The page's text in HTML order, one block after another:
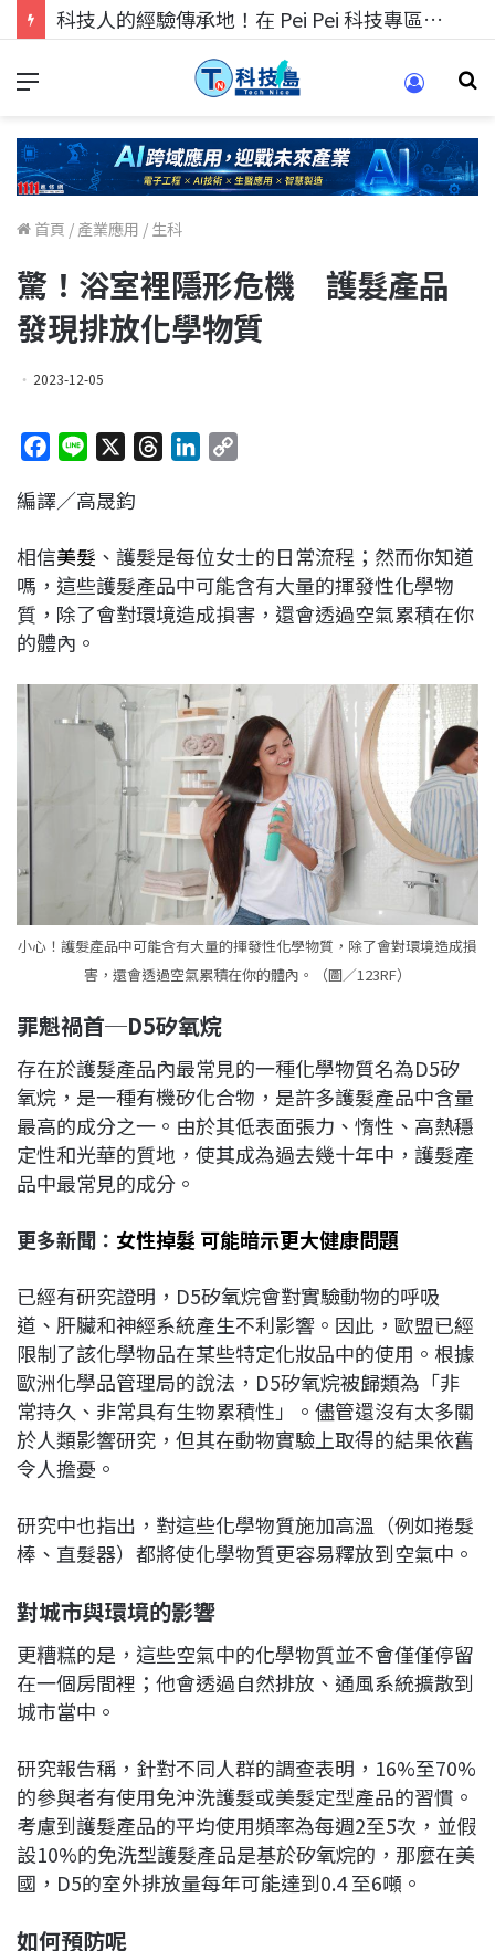
科技人的經驗傳承地！在 Pei Pei 科技專區，與學弟妹交流最硬核的技術
首頁 / 產業應用 / 生科
驚！浴室裡隱形危機 護髮產品
發現排放化學物質
2023-12-05
c
b
o
o
k
n
a
d
s
e
d
I
L
i
n
編譯／高晟鈞
相信美髮 、護髮是每位女士的日常流程；然而你知道
嗎，這些護髮產品中可能含有大量的揮發性化學物
質，除了會對環境造成損害，還會透過空氣累積在你
的體內。
小心！護髮產品中可能含有大量的揮發性化學物質，除了會對環境造成損
害，還會透過空氣累積在你的體內。（圖／123RF）
罪魁禍首─D5矽氧烷
存在於護髮產品內最常見的一種化學物質名為D5矽
氧烷，是一種有機矽化合物，是許多護髮產品中含量
最高的成分之一。由於其低表面張力、惰性、高熱穩
定性和光華的質地，使其成為過去幾十年中，護髮產
品中最常見的成分。
更多新聞： 女性掉髮 可能暗示更大健康問題
已經有研究證明，D5矽氧烷會對實驗動物的呼吸
道、肝臟和神經系統產生不利影響。因此，歐盟已經
限制了該化學物品在某些特定化妝品中的使用。根據
歐洲化學品管理局的說法，D5矽氧烷被歸類為「非
常持久、非常具有生物累積性」。儘管還沒有太多關
於人類影響研究，但其在動物實驗上取得的結果依舊
令人擔憂。
研究中也指出，對這些化學物質施加高溫（例如捲髮
棒、直髮器）都將使化學物質更容易釋放到空氣中。
對城市與環境的影響
更糟糕的是，這些空氣中的化學物質並不會僅僅停留
在一個房間裡；他會透過自然排放、通風系統擴散到
城市當中。
研究報告稱，針對不同人群的調查表明，16%至70%
的參與者有使用免沖洗護髮或美髮定型產品的習慣。
考慮到護髮產品的平均使用頻率為每週2至5次，並假
設10%的免洗型護髮產品是基於矽氧烷的，那麼在美
國，D5的室外排放量每年可能達到0.4 至6噸。
如何預防呢